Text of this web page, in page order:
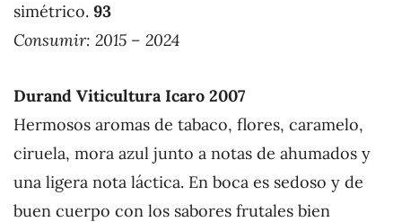
simétrico. 93
Consumir: 2015 – 2024
Durand Viticultura Icaro 2007
Hermosos aromas de tabaco, flores, caramelo,
ciruela, mora azul junto a notas de ahumados y
una ligera nota láctica. En boca es sedoso y de
buen cuerpo con los sabores frutales bien